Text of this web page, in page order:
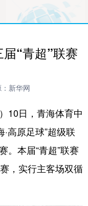
“青超”联赛
新华网
日，青海体育中
高原足球”超级联
。本届“青超”联赛
，实行主客场双循